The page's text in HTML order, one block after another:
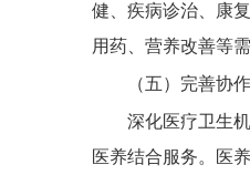
健、疾病诊治、康
用药、营养改善等
（五）完善协
深化医疗卫生
医养结合服务。医